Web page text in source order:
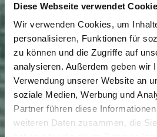
Diese Webseite verwendet
Wir verwenden Cookies, um
personalisieren, Funktionen für
zu können und die Zugriffe auf
analysieren. Außerdem geben wir
Verwendung unserer Website an
soziale Medien, Werbung und
Partner führen diese
weiteren Daten zusammen, die